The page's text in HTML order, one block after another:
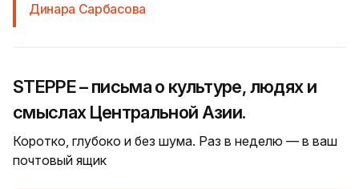
Динара Сарбасова
STEPPE – письма о культуре, людях и
смыслах Центральной Азии.
Коротко, глубоко и без шума. Раз в неделю — в ваш
почтовый ящик